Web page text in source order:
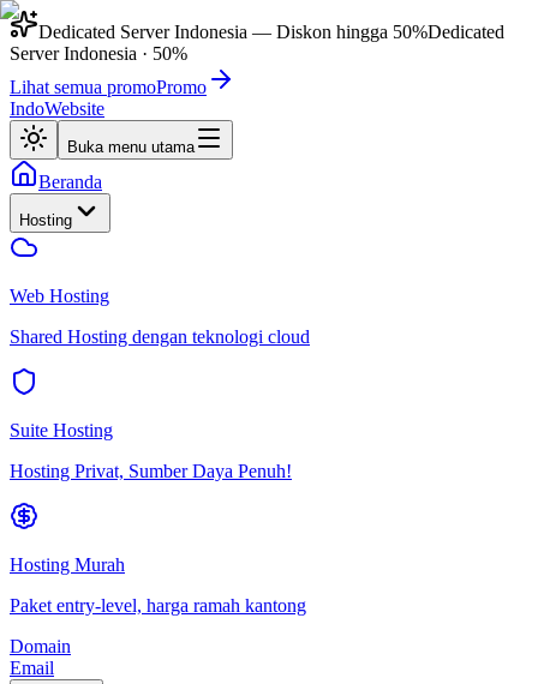
Dedicated Server Indonesia — Diskon hingga 50%Dedicated
Server Indonesia · 50%
Lihat semua promoPromo
IndoWebsite
Buka menu utama
Beranda
Hosting
Web Hosting
Shared Hosting dengan teknologi cloud
Suite Hosting
Hosting Privat, Sumber Daya Penuh!
Hosting Murah
Paket entry-level, harga ramah kantong
Domain
Email